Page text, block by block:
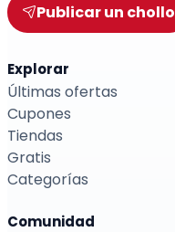
Publicar un chollo
Explorar
Últimas ofertas
Cupones
Tiendas
Gratis
Categorías
Comunidad